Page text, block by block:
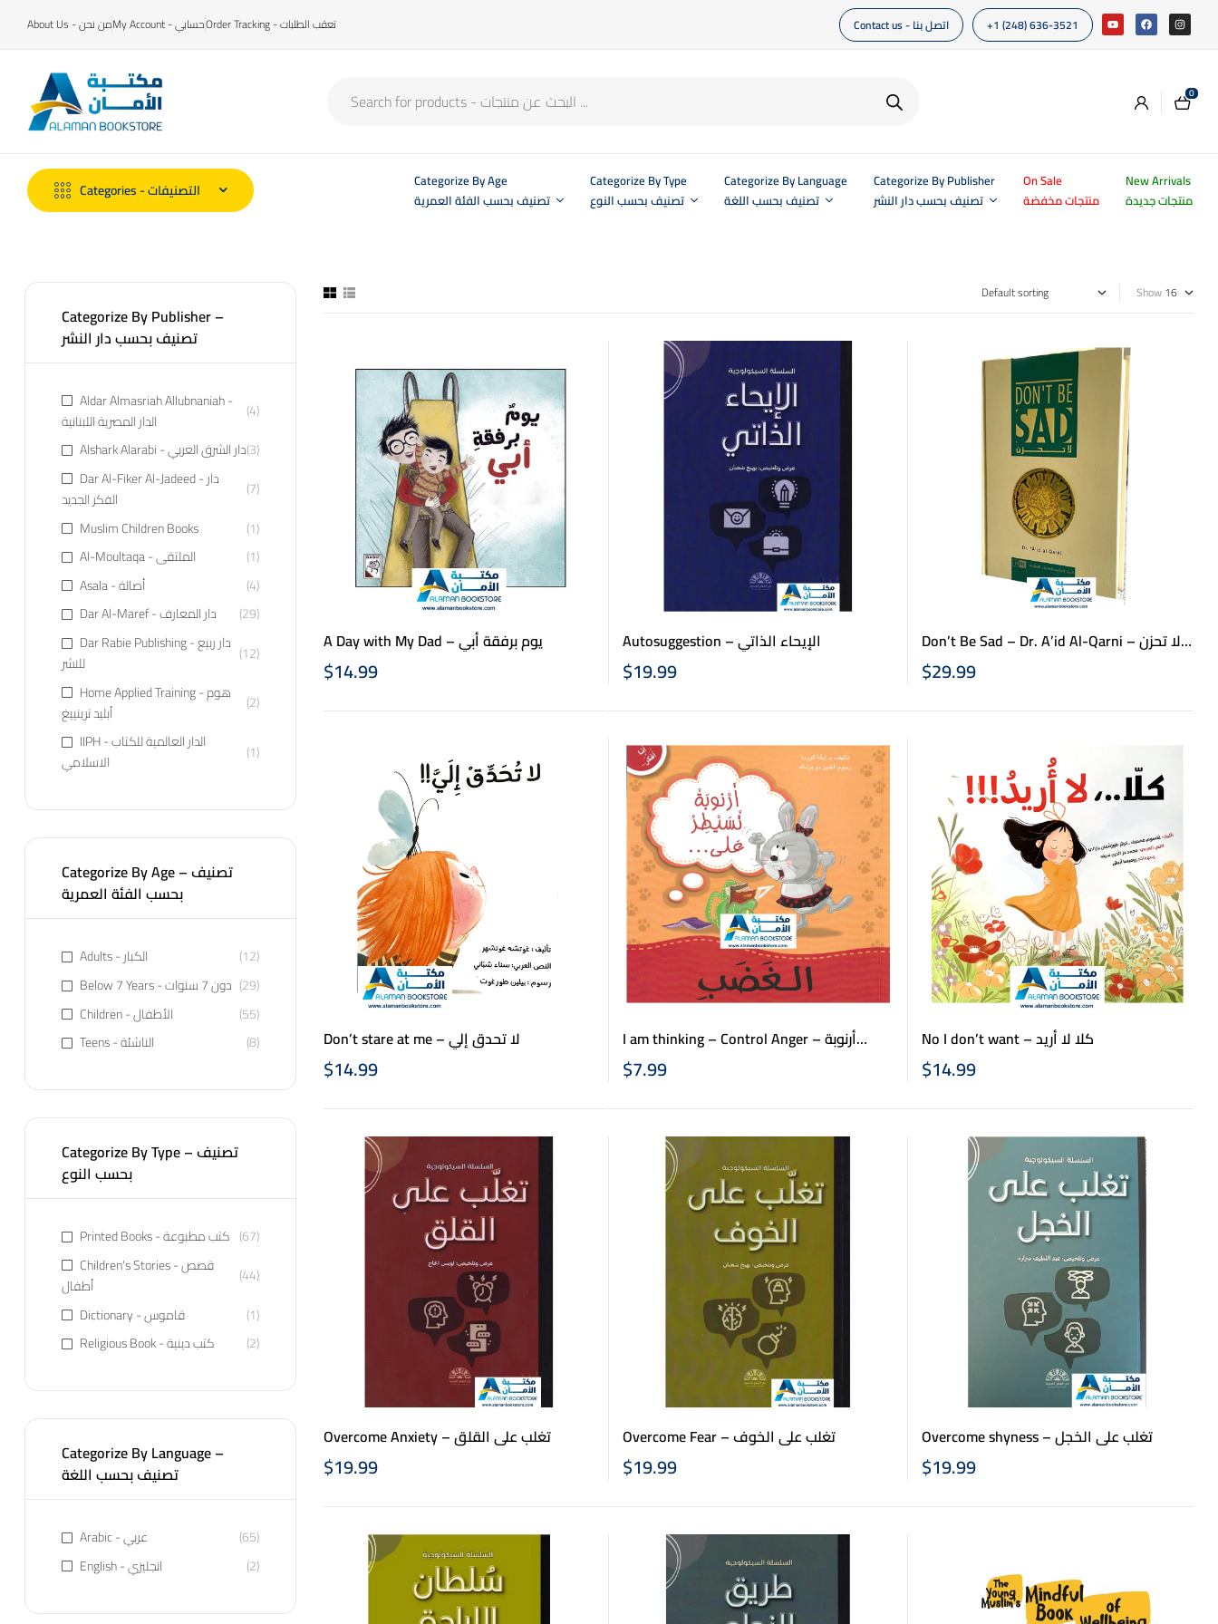
About Us - من نحن My Account - حسابي Order Tracking - تعقب الطلبات Contact us - اتصل بنا +1 (248) 636-3521
0
Categories - التصنيفات
Categorize By Age
تصنيف بحسب الفئة العمرية
Categorize By Type
تصنيف بحسب النوع
Categorize By Language
تصنيف بحسب اللغة
Categorize By Publisher
تصنيف بحسب دار النشر
On Sale
منتجات مخفضة
New Arrivals
منتجات جديدة
Show
A Day with My Dad – يوم برفقة أبي
$14.99
Autosuggestion – الإيحاء الذاتي
$19.99
Don’t Be Sad – Dr. A’id Al-Qarni – لا تحزن
– د. عائض القرني
$29.99
Don’t stare at me – لا تحدق إلي
$14.99
I am thinking – Control Anger – أرنوبة
تسيطر على.. الغضب
$7.99
No I don’t want – كلا لا أريد
$14.99
Overcome Anxiety – تغلب على القلق
$19.99
Overcome Fear – تغلب على الخوف
$19.99
Overcome shyness – تغلب على الخجل
$19.99
Categorize By Publisher –
تصنيف بحسب دار النشر
Aldar Almasriah Allubnaniah -
الدار المصرية اللبنانية
(4)
Alshark Alarabi - دار الشرق العربي(3)
Dar Al-Fiker Al-Jadeed - دار
الفكر الجديد
(7)
Muslim Children Books
(1)
Al-Moultaqa - الملتقى
(1)
Asala - أصالة
(4)
Dar Al-Maref - دار المعارف
(29)
Dar Rabie Publishing - دار ربيع
للنشر
(12)
Home Applied Training - هوم
أبليد ترينييغ
(2)
IIPH - الدار العالمية للكتاب
الاسلامي
(1)
Categorize By Age – تصنيف
بحسب الفئة العمرية
Adults - الكبار
(12)
Below 7 Years - دون 7 سنوات (29)
Children - الأطفال
(55)
Teens - الناشئة
(8)
Categorize By Type – تصنيف
بحسب النوع
Printed Books - كتب مطبوعة (67)
Children's Stories - قصص
أطفال
(44)
Dictionary - قاموس
(1)
Religious Book - كتب دينية
(2)
Categorize By Language –
تصنيف بحسب اللغة
Arabic - عربي
(65)
English - انجليزي
(2)